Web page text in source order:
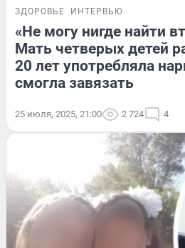
ЗДОРОВЬЕ ИНТЕРВЬЮ
«Не могу нигде найти
Мать четверых детей
20 лет употребляла
смогла завязать
25 июля, 2025, 21:00 2 724 4